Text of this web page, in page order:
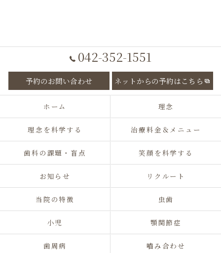
042-352-1551
予約のお問い合わせ ネットからの予約はこちら
ホーム 理念
理念を科学する 治療料金＆メニュー
歯科の課題・盲点 笑顔を科学する
お知らせ リクルート
当院の特徴 虫歯
小児 顎関節症
歯周病 嚙み合わせ